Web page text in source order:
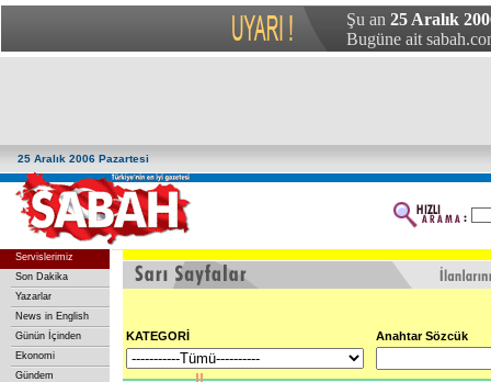
Şu an 25 Aralık
Bugüne ait
25 Aralık 2006 Pazartesi
Servislerimiz
Son Dakika
Yazarlar
News in English
Günün İçinden
Ekonomi
Gündem
KATEGORİ Anahtar Sözcük